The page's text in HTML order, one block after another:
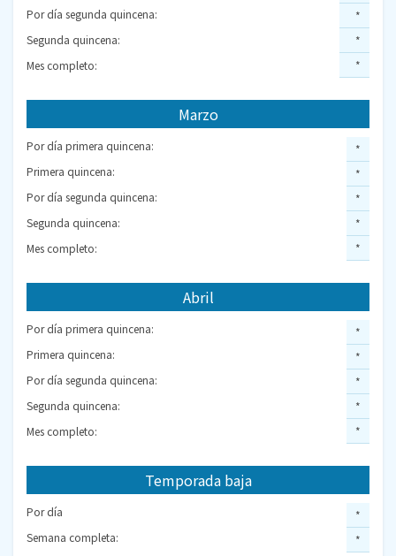
Por día segunda quincena:
Segunda quincena:
Mes completo:
*
*
*
Marzo
Por día primera quincena:
Primera quincena:
Por día segunda quincena:
Segunda quincena:
Mes completo:
*
*
*
*
*
Abril
Por día primera quincena:
Primera quincena:
Por día segunda quincena:
Segunda quincena:
Mes completo:
*
*
*
*
*
Temporada baja
Por día
Semana completa:
*
*